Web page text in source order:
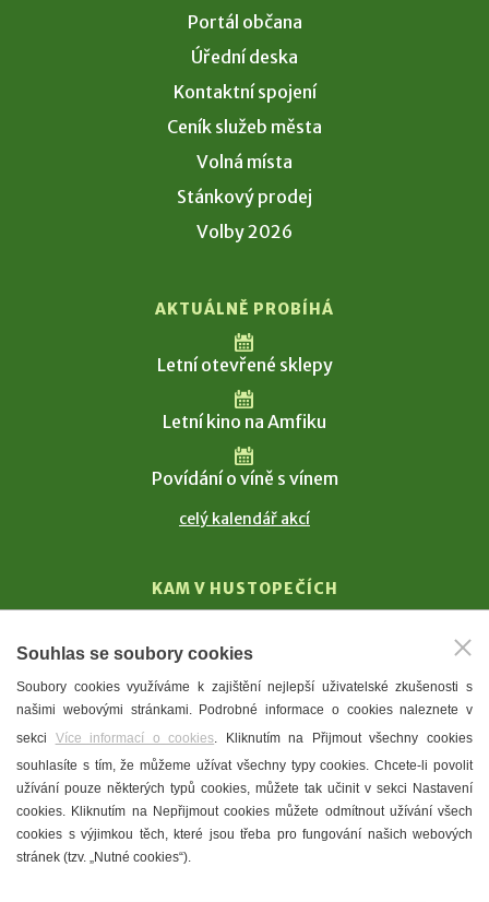
Portál občana
Úřední deska
Kontaktní spojení
Ceník služeb města
Volná místa
Stánkový prodej
Volby 2026
AKTUÁLNĚ PROBÍHÁ
Letní otevřené sklepy
Letní kino na Amfiku
Povídání o víně s vínem
celý kalendář akcí
KAM V HUSTOPEČÍCH
T. G. Masaryk
Mandloně
Ubytování
Restaurace
Městské muzeum a galerie
Denní meníčka
Souhlas se soubory cookies
Soubory cookies využíváme k zajištění nejlepší uživatelské zkušenosti s
našimi webovými stránkami. Podrobné informace o cookies naleznete v
sekci Více informací o cookies. Kliknutím na Přijmout všechny cookies
souhlasíte s tím, že můžeme užívat všechny typy cookies. Chcete-li povolit
užívání pouze některých typů cookies, můžete tak učinit v sekci Nastavení
cookies. Kliknutím na Nepřijmout cookies můžete odmítnout užívání všech
cookies s výjimkou těch, které jsou třeba pro fungování našich webových
stránek (tzv. „Nutné cookies“).